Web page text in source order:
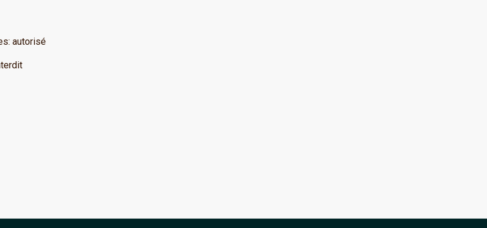
: autorisé